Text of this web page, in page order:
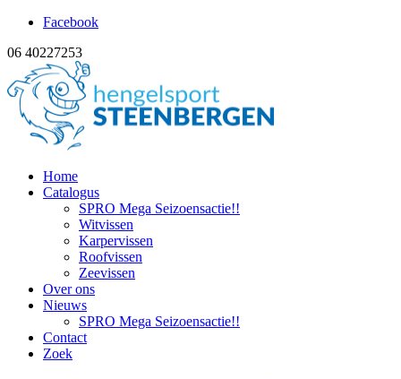
Facebook
06 40227253
Home
Catalogus
SPRO Mega Seizoensactie!!
Witvissen
Karpervissen
Roofvissen
Zeevissen
Over ons
Nieuws
SPRO Mega Seizoensactie!!
Contact
Zoek